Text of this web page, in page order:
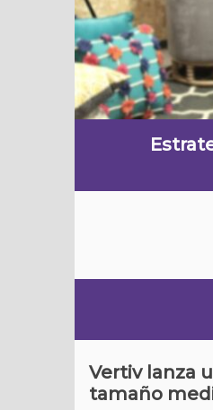
Vertiv lanza
tamaño